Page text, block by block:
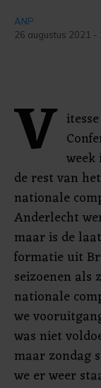
ANP
26 augustus 2021 -
V
de rest van
nationale
Anderlecht
maar is de
formatie uit
seizoenen als
nationale
we
was niet
maar zondag
we er weer